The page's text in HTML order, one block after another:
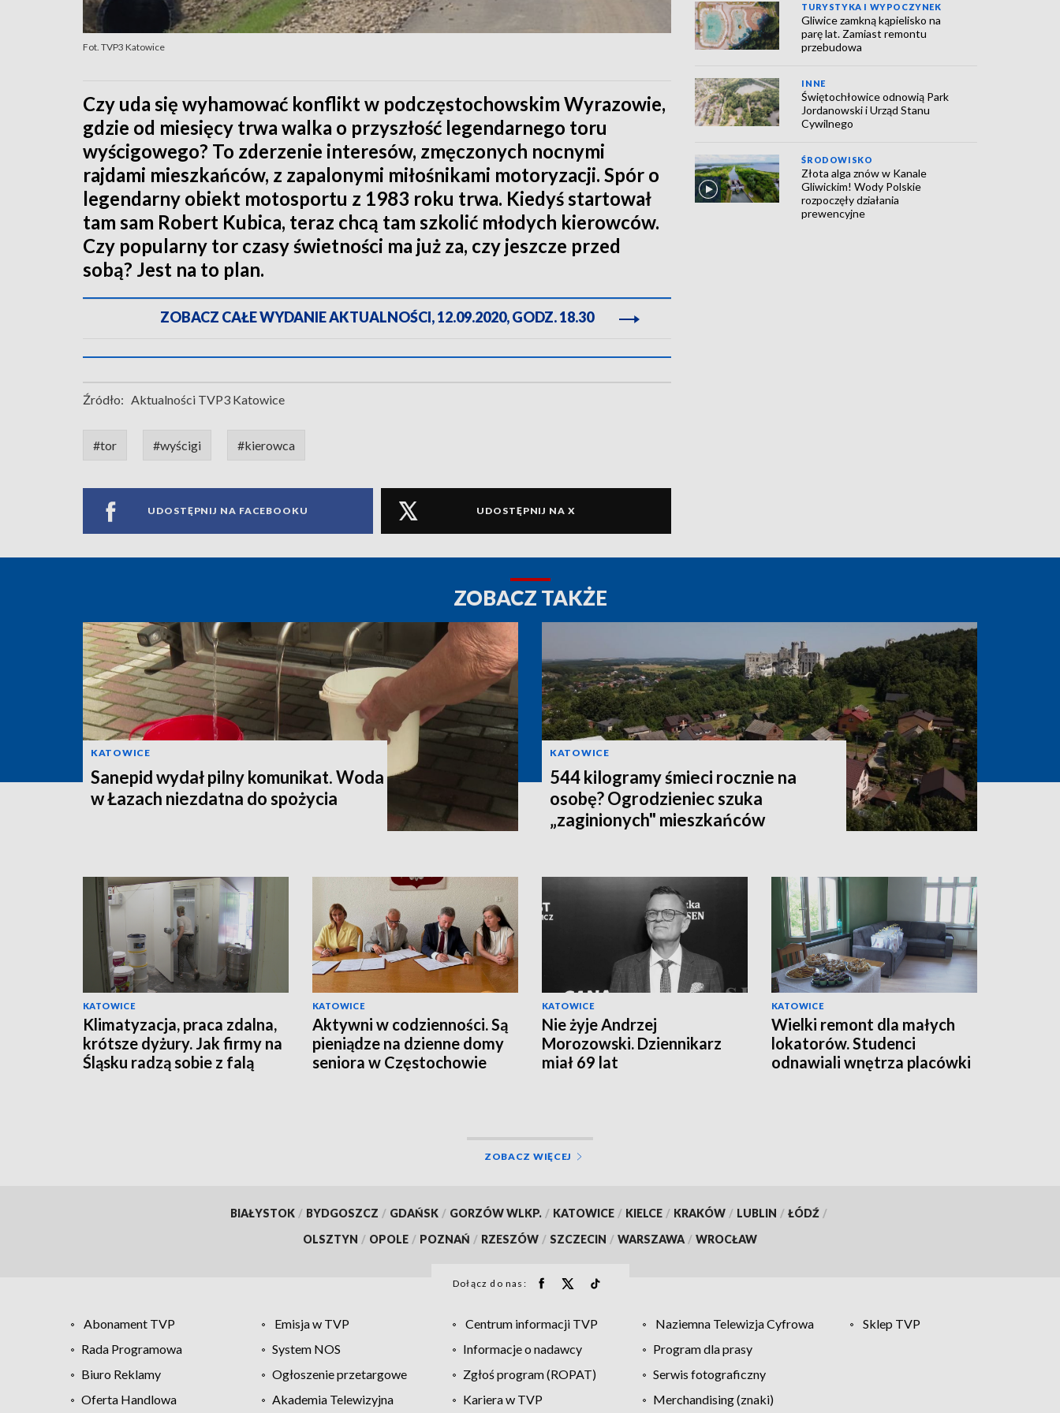
Fot. TVP3 Katowice
Czy uda się wyhamować konflikt w podczęstochowskim Wyrazowie,
gdzie od miesięcy trwa walka o przyszłość legendarnego toru
wyścigowego? To zderzenie interesów, zmęczonych nocnymi
rajdami mieszkańców, z zapalonymi miłośnikami motoryzacji. Spór o
legendarny obiekt motosportu z 1983 roku trwa. Kiedyś startował
tam sam Robert Kubica, teraz chcą tam szkolić młodych kierowców.
Czy popularny tor czasy świetności ma już za, czy jeszcze przed
sobą? Jest na to plan.
ZOBACZ CAŁE WYDANIE AKTUALNOŚCI, 12.09.2020, GODZ. 18.30
Źródło: Aktualności TVP3 Katowice
#tor #wyścigi #kierowca
UDOSTĘPNIJ NA FACEBOOKU UDOSTĘPNIJ NA X
TURYSTYKA I WYPOCZYNEK
Gliwice zamkną kąpielisko na
parę lat. Zamiast remontu
przebudowa
INNE
Świętochłowice odnowią Park
Jordanowski i Urząd Stanu
Cywilnego
ŚRODOWISKO
Złota alga znów w Kanale
Gliwickim! Wody Polskie
rozpoczęły działania
prewencyjne
ZOBACZ TAKŻE
KATOWICE
Sanepid wydał pilny komunikat. Woda
w Łazach niezdatna do spożycia
KATOWICE
544 kilogramy śmieci rocznie na
osobę? Ogrodzieniec szuka
„zaginionych" mieszkańców
KATOWICE
Klimatyzacja, praca zdalna,
krótsze dyżury. Jak firmy na
Śląsku radzą sobie z falą
KATOWICE
Aktywni w codzienności. Są
pieniądze na dzienne domy
seniora w Częstochowie
KATOWICE
Nie żyje Andrzej
Morozowski. Dziennikarz
miał 69 lat
KATOWICE
Wielki remont dla małych
lokatorów. Studenci
odnawiali wnętrza placówki
ZOBACZ WIĘCEJ
BIAŁYSTOK / BYDGOSZCZ / GDAŃSK / GORZÓW WLKP. / KATOWICE / KIELCE / KRAKÓW / LUBLIN / ŁÓDŹ /
OLSZTYN / OPOLE / POZNAŃ / RZESZÓW / SZCZECIN / WARSZAWA / WROCŁAW
Dołącz do nas:
Abonament TVP Emisja w TVP Centrum informacji TVP Naziemna Telewizja Cyfrowa
Sklep TVP
Rada Programowa
System NOS Informacje o nadawcy
Program dla prasy
Biuro Reklamy
Ogłoszenie przetargowe Zgłoś program (ROPAT)
Serwis fotograficzny
Oferta Handlowa
Akademia Telewizyjna Kariera w TVP Merchandising (znaki)